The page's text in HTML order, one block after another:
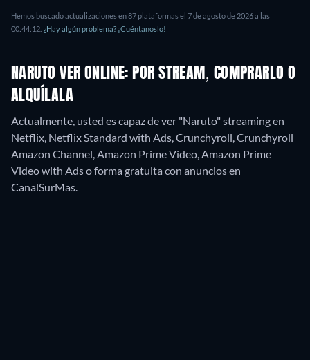
Hemos buscado actualizaciones en87plataformas el 7 de agosto de 2026 a las
00:44:12 ¿Hay algún problema? ¡Cuéntanoslo!
NARUTO VER ONLINE: POR STREAM, COMPRARLO O
ALQUÍLALA
Actualmente, usted es capaz de ver "Naruto" streaming en
Netflix, Netflix Standard with Ads, Crunchyroll, Crunchyroll
Amazon Channel, Amazon Prime Video, Amazon Prime
Video with Ads o forma gratuita con anuncios en
CanalSurMas.